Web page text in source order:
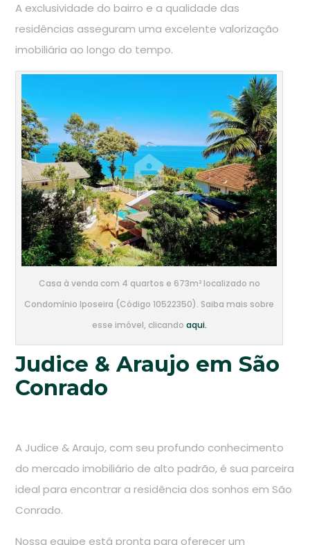
A exclusividade do bairro e a qualidade das
residências asseguram uma excelente valorização
imobiliária ao longo do tempo.
Casa à venda com 4 quartos e 673m² localizado no
Condomínio Iposeira (Código 10522350). Saiba mais sobre
esse imóvel, clicando aqui.
Judice & Araujo em São
Conrado
A Judice & Araujo, com seu profundo conhecimento
do mercado imobiliário de alto padrão, é sua parceira
ideal para encontrar a residência dos sonhos em São
Conrado.
Nossa equipe está pronta para oferecer um